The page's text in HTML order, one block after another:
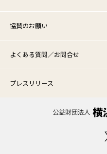
協賛のお願い
よくある質問／お問合せ
プレスリリース